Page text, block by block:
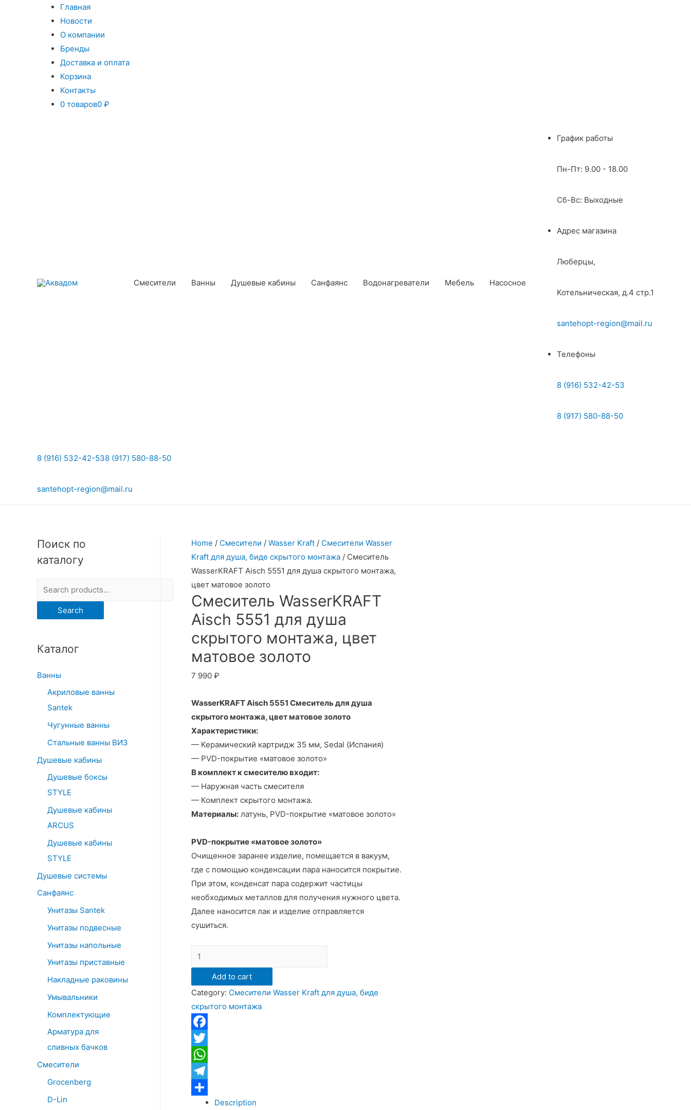
Главная
Новости
О компании
Бренды
Доставка и оплата
Корзина
Контакты
0 товаров0 ₽
Смесители Ванны Душевые кабины Санфаянс Водонагреватели Мебель Насосное
График работы
Пн-Пт: 9.00 - 18.00
Сб-Вс: Выходные
Адрес магазина
Люберцы,
Котельническая, д.4 стр.1
santehopt-region@mail.ru
Телефоны
8 (916) 532-42-53
8 (917) 580-88-50
8 (916) 532-42-538 (917) 580-88-50
santehopt-region@mail.ru
Поиск по
каталогу
e
a
c
f
Search
Каталог
Ванны
Акриловые ванны
Santek
Чугунные ванны
Стальные ванны ВИЗ
Душевые кабины
Душевые боксы
STYLE
Душевые кабины
ARCUS
Душевые кабины
STYLE
Душевые системы
Санфаянс
Унитазы Santek
Унитазы подвесные
Унитазы напольные
Унитазы приставные
Накладные раковины
Умывальники
Комплектующие
Арматура для
сливных бачков
Смесители
Grocenberg
D-Lin
Home / Смесители / Wasser Kraft / Смесители Wasser
Kraft для душа, биде скрытого монтажа / Смеситель
WasserKRAFT Aisch 5551 для душа скрытого монтажа,
цвет матовое золото
Смеситель WasserKRAFT
Aisch 5551 для душа
скрытого монтажа, цвет
матовое золото
7 990 ₽
WasserKRAFT Aisch 5551 Смеситель для душа
скрытого монтажа, цвет матовое золото
Характеристики:
— Керамический картридж 35 мм, Sedal (Испания)
— PVD-покрытие «матовое золото»
В комплект к смесителю входит:
— Наружная часть смесителя
— Комплект скрытого монтажа.
Материалы: латунь, PVD-покрытие «матовое золото»
PVD-покрытие «матовое золото»
Очищенное заранее изделие, помещается в вакуум,
где с помощью конденсации пара наносится покрытие.
При этом, конденсат пара содержит частицы
необходимых металлов для получения нужного цвета.
Далее наносится лак и изделие отправляется
сушиться.
Смеситель
WasserKRAFT
5551
для
душа
скрытого
монтажа,
цвет
матовое
золото
quantity
Add to cart
Category: Смесители Wasser Kraft для душа, биде
скрытого монтажа
Facebook
Twitter
WhatsApp
Telegram
ОтправитьDescription